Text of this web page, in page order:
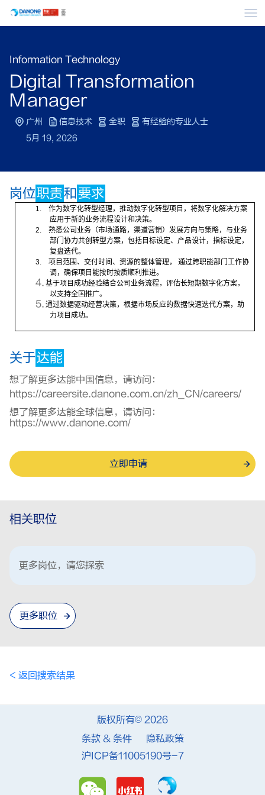
Information Technology
Digital Transformation
Manager
广州 信息技术 全职
有经验的专业人士
5月 19, 2026
岗位职责和要求
1.
作为数字化转型经理，推动数字化转型项目，将数字化解决方案
应用于新的业务流程设计和决策。
2.
熟悉公司业务（市场通路，渠道营销）发展方向与策略，与业务
部门协力共创转型方案，包括目标设定、产品设计，指标设定，
复盘迭代。
3.
项目范围、交付时间、资源的整体管理， 通过跨职能部门工作协
调，确保项目能按时按质顺利推进。
4. 基于项目成功经验结合公司业务流程，评估长短期数字化方案，
以支持全国推广。
5. 通过数据驱动经营决策，根据市场反应的数据快速迭代方案，助
力项目成功。
关于达能
想了解更多达能中国信息，请访问：
https://careersite.danone.com.cn/zh_CN/careers/
想了解更多达能全球信息，请访问：
https://www.danone.com/
立即申请
相关职位
更多岗位，请您探索
更多职位
< 返回搜索结果
版权所有© 2026
条款 & 条件
隐私政策
沪ICP备11005190号-7